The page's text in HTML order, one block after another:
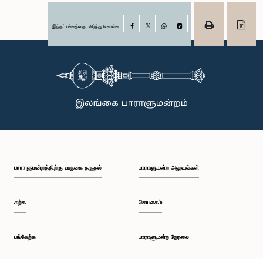
இந்தப் பக்கத்தை பகிர்ந்து கொள்க Facebook
பாராளுமன்றத்திற்கு வருகை தருதல்
கற்க
பங்கேற்க
பாராளுமன்ற அலுவல்கள்
செயலகம்
பாராளுமன்ற நேரலை